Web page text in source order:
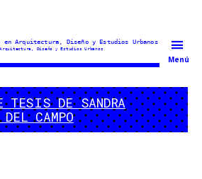
Menú
TESIS DE SANDRA
CAMPO